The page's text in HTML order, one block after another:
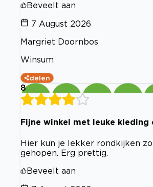
Beveelt aan
7 August 2026
Margriet Doornbos
Winsum
delen
8
Fijne winkel met leuke kleding
Hier kun je lekker rondkijken
gehopen. Erg prettig.
Beveelt aan